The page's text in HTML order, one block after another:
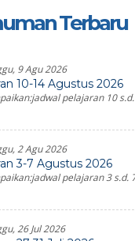
Terbaru
9 Agu 2026
10-14 Agustus 2026
pelajaran 10
2 Agu 2026
3-7 Agustus 2026
pelajaran 3 s.d.
26 Jul 2026